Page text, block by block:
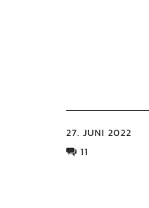
27. JUNI 2022
11